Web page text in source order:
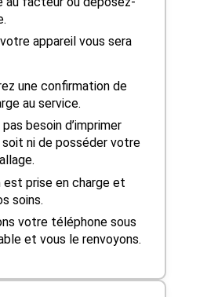
appareil vous sera
une confirmation de
au service.
pas besoin d’imprimer
ni de posséder votre
est prise en charge et
soins.
votre téléphone sous
et vous le renvoyons.